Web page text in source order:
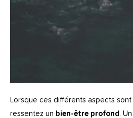
Lorsque ces différents aspects sont
ressentez un bien-être profond .